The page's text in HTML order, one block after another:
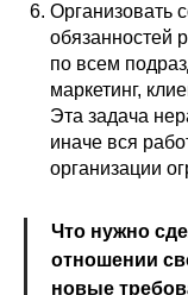
Организовать
обязанностей
по всем
маркетинг,
Эта задача
иначе вся
организации
Что нужно
отношении
новые